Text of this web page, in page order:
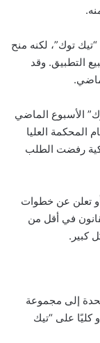
توك”، لكنه منح
يناير المقبل لبيع التطبيق. وقد
الأسبوع الماضي
المحكمة العليا
رفضت الطلب
تعلن عن خطوات
في أقل من
كبير.
إلى مجموعة
على “تيك